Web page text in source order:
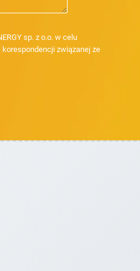
sp. z o.o. w celu
związanej ze